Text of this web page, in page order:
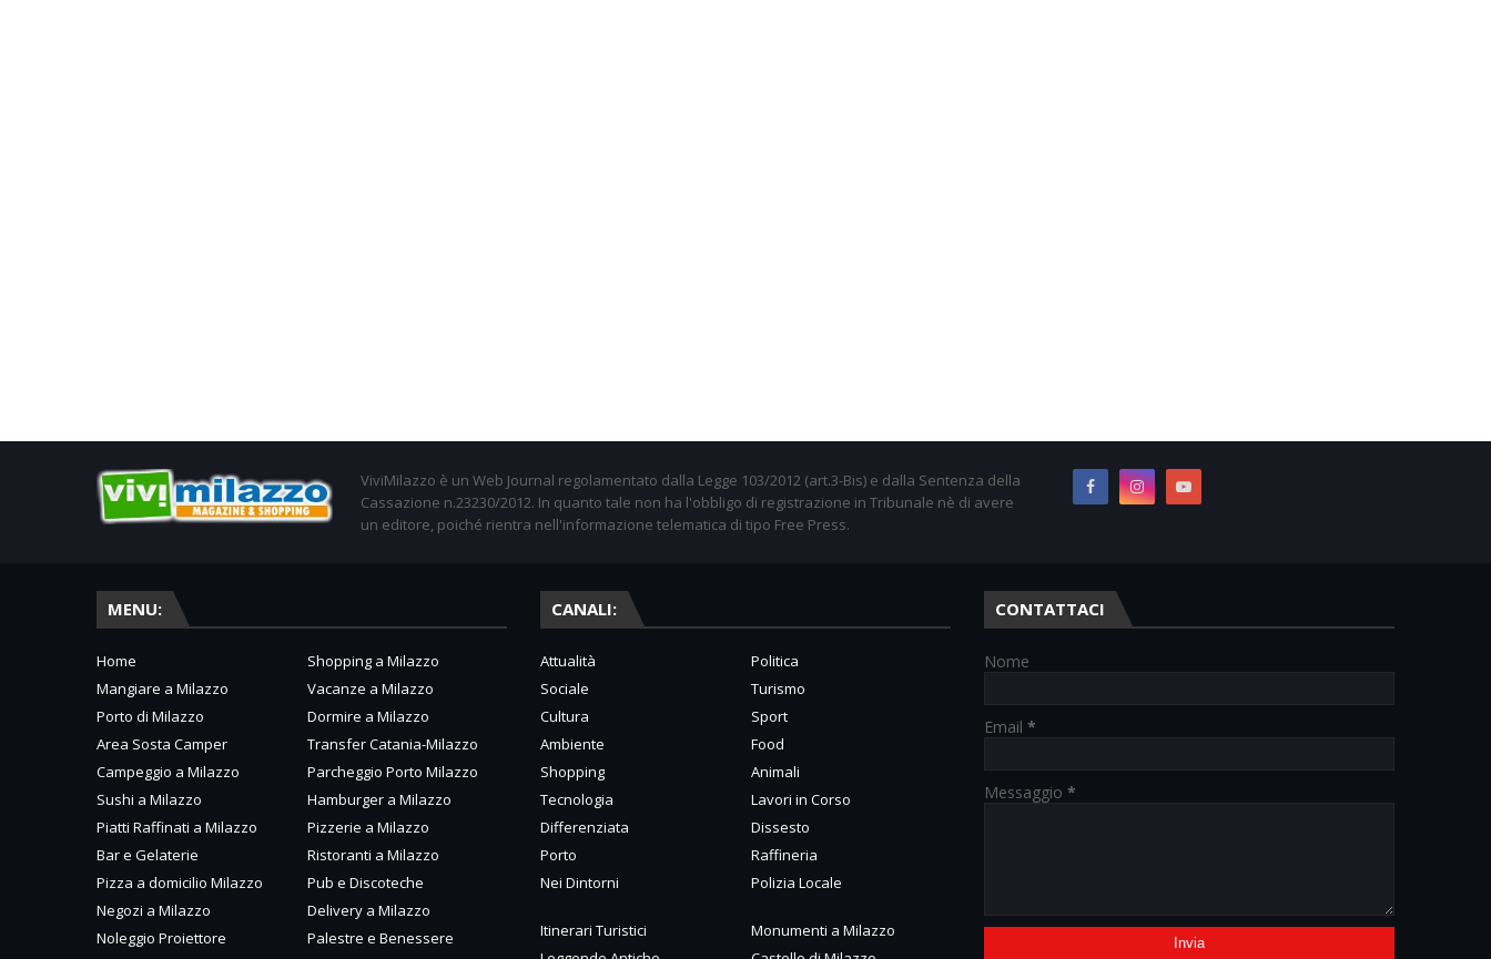
ViviMilazzo è un Web Journal regolamentato dalla Legge 103/2012 (art.3-Bis) e dalla Sentenza della
Cassazione n.23230/2012. In quanto tale non ha l'obbligo di registrazione in Tribunale nè di avere
un editore, poiché rientra nell'informazione telematica di tipo Free Press.
MENU:
Home
Shopping a Milazzo
Mangiare a Milazzo
Vacanze a Milazzo
Porto di Milazzo
Dormire a Milazzo
Area Sosta Camper
Transfer Catania-Milazzo
Campeggio a Milazzo
Parcheggio Porto Milazzo
Sushi a Milazzo
Hamburger a Milazzo
Piatti Raffinati a Milazzo
Pizzerie a Milazzo
Bar e Gelaterie
Ristoranti a Milazzo
Pizza a domicilio Milazzo
Pub e Discoteche
Negozi a Milazzo
Delivery a Milazzo
Noleggio Proiettore
Palestre e Benessere
CANALI:
Attualità
Politica
Sociale
Turismo
Cultura
Sport
Ambiente
Food
Shopping
Animali
Tecnologia
Lavori in Corso
Differenziata
Dissesto
Porto
Raffineria
Nei Dintorni
Polizia Locale
Itinerari Turistici
Monumenti a Milazzo
CONTATTACI
Nome
Email *
Messaggio *